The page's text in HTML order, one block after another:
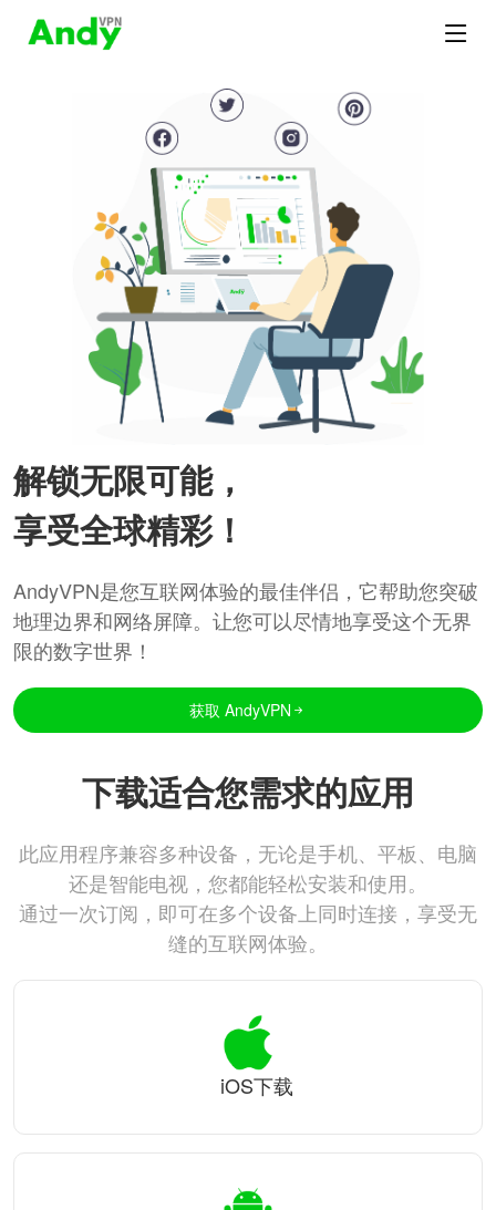
解锁无限可能，
享受全球精彩！
AndyVPN是您互联网体验的最佳伴侣，它帮助您突破
地理边界和网络屏障。让您可以尽情地享受这个无界
限的数字世界！
获取 AndyVPN
下载适合您需求的应用
此应用程序兼容多种设备，无论是手机、平板、电脑
还是智能电视，您都能轻松安装和使用。
通过一次订阅，即可在多个设备上同时连接，享受无
缝的互联网体验。
iOS下载